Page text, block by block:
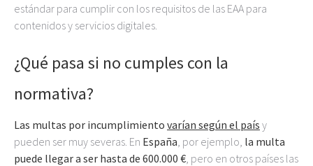
estándar para cumplir con los requisitos de las EAA para
contenidos y servicios digitales.
¿Qué pasa si no cumples con la
normativa?
Las multas por incumplimiento varían según el país y
pueden ser muy severas. En España , por ejemplo, la multa
puede llegar a ser hasta de 600.000 € , pero en otros países las